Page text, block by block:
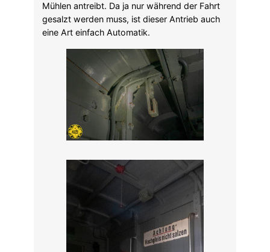
Mühlen antreibt. Da ja nur während der Fahrt
gesalzt werden muss, ist dieser Antrieb auch
eine Art einfach Automatik.